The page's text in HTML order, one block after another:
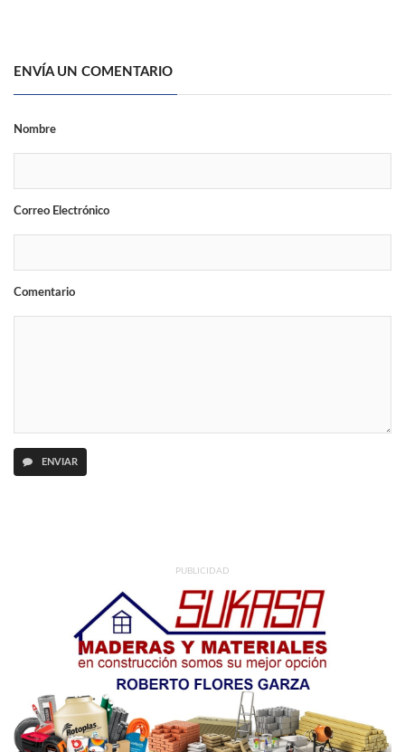
ENVÍA UN COMENTARIO
Nombre
Correo Electrónico
Comentario
ENVIAR
PUBLICIDAD